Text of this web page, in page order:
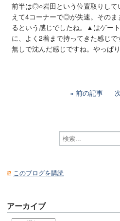
前半は◎○岩田という位置取りして
えて4コーナーで◎が失速。その
るという感じでしたね。▲はゲー
に、よく2着まで持ってきた感じ
無しで沈んだ感じですね。やっぱ
前の記事
このブログを購読
アーカイブ